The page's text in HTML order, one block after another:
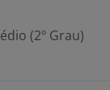
(2º Grau)